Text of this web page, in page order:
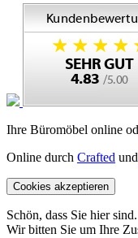
Ihre Büromöbel online
Online durch Crafted und
Cookies akzeptieren
Schön, dass Sie hier sind.
Wir bitten Sie um Ihre